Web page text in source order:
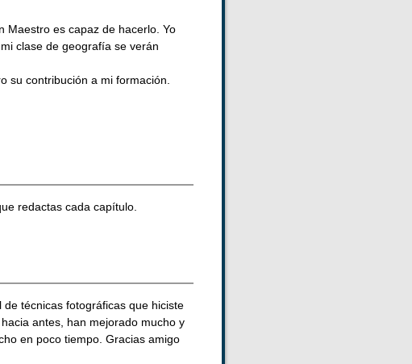
Maestro es capaz de hacerlo. Yo
clase de geografía se verán
su contribución a mi formación.
redactas cada capítulo.
técnicas fotográficas que hiciste
antes, han mejorado mucho y
en poco tiempo. Gracias amigo